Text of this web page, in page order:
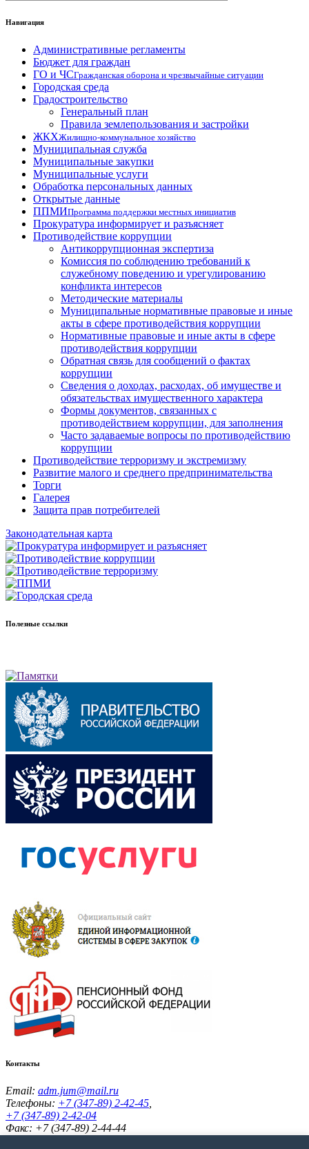
Навигация
Административные регламенты
Бюджет для граждан
ГО и ЧСГражданская оборона и чрезвычайные ситуации
Городская среда
Градостроительство
Генеральный план
Правила землепользования и застройки
ЖКХЖилищно-коммунальное хозяйство
Муниципальная служба
Муниципальные закупки
Муниципальные услуги
Обработка персональных данных
Открытые данные
ППМИПрограмма поддержки местных инициатив
Прокуратура информирует и разъясняет
Противодействие коррупции
Антикоррупционная экспертиза
Комиссия по соблюдению требований к
служебному поведению и урегулированию
конфликта интересов
Методические материалы
Муниципальные нормативные правовые и иные
акты в сфере противодействия коррупции
Нормативные правовые и иные акты в сфере
противодействия коррупции
Обратная связь для сообщений о фактах
коррупции
Сведения о доходах, расходах, об имуществе и
обязательствах имущественного характера
Формы документов, связанных с
противодействием коррупции, для заполнения
Часто задаваемые вопросы по противодействию
коррупции
Противодействие терроризму и экстремизму
Развитие малого и среднего предпринимательства
Торги
Галерея
Защита прав потребителей
Законодательная карта
Полезные ссылки
Контакты
Email: adm.jum@mail.ru
Телефоны: +7 (347-89) 2-42-45
+7 (347-89) 2-42-04
Факс: +7 (347-89) 2-44-44